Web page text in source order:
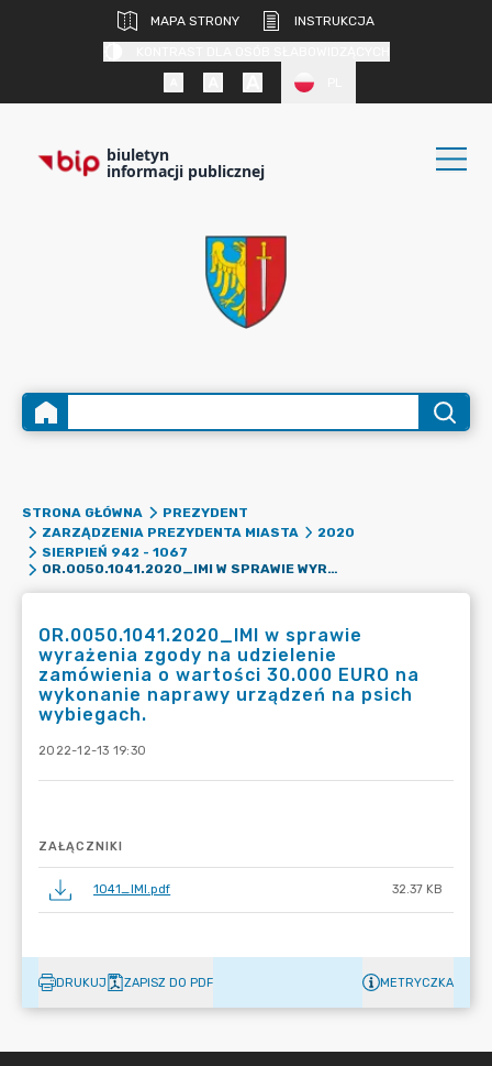
MAPA STRONY
INSTRUKCJA
biuletyn
informacji publicznej
STRONA GŁÓWNA
PREZYDENT
ZARZĄDZENIA PREZYDENTA MIASTA
2020
SIERPIEŃ 942 - 1067
OR.0050.1041.2020_IMI W SPRAWIE WYRAŻENIA ZGODY NA UDZIELENIE ZAMÓWIENIA O WARTOŚCI 30.000 EURO NA WYKONANIE NAPRAWY URZĄDZEŃ NA PSICH WYBIEGACH.
OR.0050.1041.2020_IMI w sprawie
wyrażenia zgody na udzielenie
zamówienia o wartości 30.000 EURO na
wykonanie naprawy urządzeń na psich
wybiegach.
2022-12-13 19:30
ZAŁĄCZNIKI
1041_IMI.pdf 32.37 KB
DRUKUJ ZAPISZ DO PDF METRYCZKA